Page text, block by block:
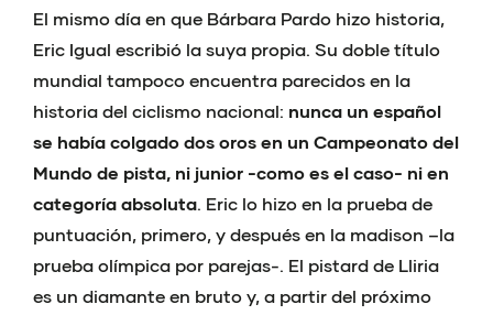
El mismo día en que Bárbara Pardo hizo historia,
Eric Igual escribió la suya propia. Su doble título
mundial tampoco encuentra parecidos en la
historia del ciclismo nacional: nunca un español
se había colgado dos oros en un Campeonato del
Mundo de pista, ni junior -como es el caso- ni en
categoría absoluta. Eric lo hizo en la prueba de
puntuación, primero, y después en la madison –la
prueba olímpica por parejas-. El pistard de Lliria
es un diamante en bruto y, a partir del próximo